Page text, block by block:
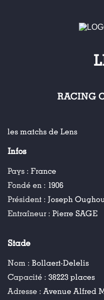
RACING
les matchs de Lens
Infos
Pays : France
Fondé en : 1906
Président : Joseph
Entraîneur : Pierre SAGE
Stade
Nom : Bollaert-Delelis
Capacité : 38223 places
Adresse : Avenue Alfred